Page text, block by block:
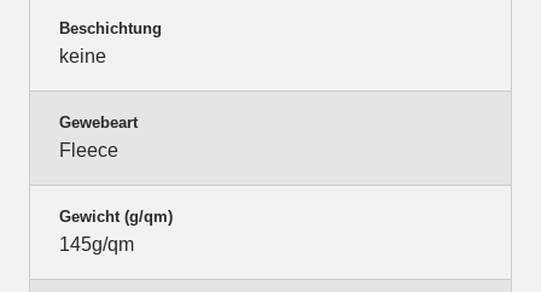
Beschichtung
keine
Gewebeart
Fleece
Gewicht (g/qm)
145g/qm